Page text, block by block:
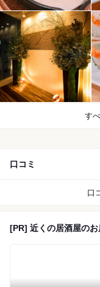
す
口コミ
口
[PR] 近くの居酒屋のお